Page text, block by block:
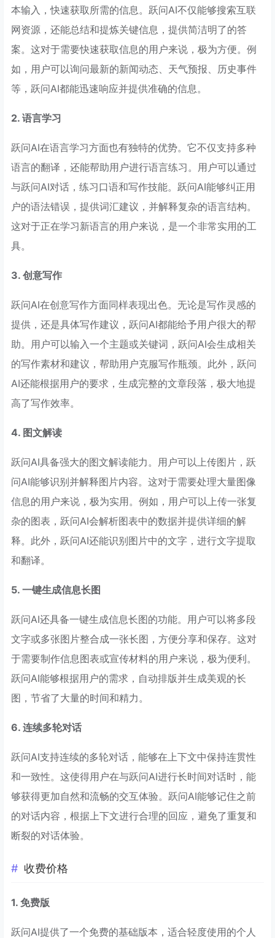
本输入，快速获取所需的信息。跃问AI不仅能够搜索互联
网资源，还能总结和提炼关键信息，提供简洁明了的答
案。这对于需要快速获取信息的用户来说，极为方便。例
如，用户可以询问最新的新闻动态、天气预报、历史事件
等，跃问AI都能迅速响应并提供准确的信息。
2. 语言学习
跃问AI在语言学习方面也有独特的优势。它不仅支持多种
语言的翻译，还能帮助用户进行语言练习。用户可以通过
与跃问AI对话，练习口语和写作技能。跃问AI能够纠正用
户的语法错误，提供词汇建议，并解释复杂的语言结构。
这对于正在学习新语言的用户来说，是一个非常实用的工
具。
3. 创意写作
跃问AI在创意写作方面同样表现出色。无论是写作灵感的
提供，还是具体写作建议，跃问AI都能给予用户很大的帮
助。用户可以输入一个主题或关键词，跃问AI会生成相关
的写作素材和建议，帮助用户克服写作瓶颈。此外，跃问
AI还能根据用户的要求，生成完整的文章段落，极大地提
高了写作效率。
4. 图文解读
跃问AI具备强大的图文解读能力。用户可以上传图片，跃
问AI能够识别并解释图片内容。这对于需要处理大量图像
信息的用户来说，极为实用。例如，用户可以上传一张复
杂的图表，跃问AI会解析图表中的数据并提供详细的解
释。此外，跃问AI还能识别图片中的文字，进行文字提取
和翻译。
5. 一键生成信息长图
跃问AI还具备一键生成信息长图的功能。用户可以将多段
文字或多张图片整合成一张长图，方便分享和保存。这对
于需要制作信息图表或宣传材料的用户来说，极为便利。
跃问AI能够根据用户的需求，自动排版并生成美观的长
图，节省了大量的时间和精力。
6. 连续多轮对话
跃问AI支持连续的多轮对话，能够在上下文中保持连贯性
和一致性。这使得用户在与跃问AI进行长时间对话时，能
够获得更加自然和流畅的交互体验。跃问AI能够记住之前
的对话内容，根据上下文进行合理的回应，避免了重复和
断裂的对话体验。
收费价格
1. 免费版
跃问AI提供了一个免费的基础版本，适合轻度使用的个人